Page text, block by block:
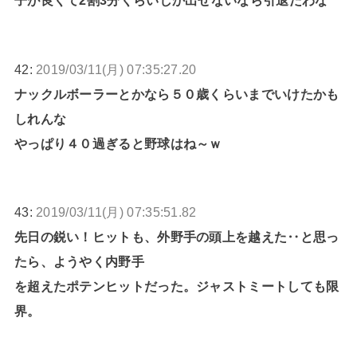
42: 2019/03/11(月) 07:35:27.20
ナックルボーラーとかなら５０歳くらいまでいけたかも
しれんな
やっぱり４０過ぎると野球はね～ｗ
43: 2019/03/11(月) 07:35:51.82
先日の鋭い！ヒットも、外野手の頭上を越えた‥と思っ
たら、ようやく内野手
を超えたポテンヒットだった。ジャストミートしても限
界。